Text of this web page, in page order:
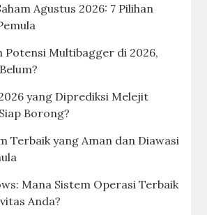
Agustus 2026: 7 Pilihan
Potensi Multibagger di 2026,
yang Diprediksi Melejit
Borong?
Terbaik yang Aman dan Diawasi
Mana Sistem Operasi Terbaik
Anda?